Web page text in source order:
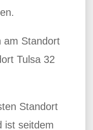
am Standort
Tulsa 32
Standort
ist seitdem